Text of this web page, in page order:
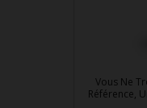
Vous Ne
Référence,